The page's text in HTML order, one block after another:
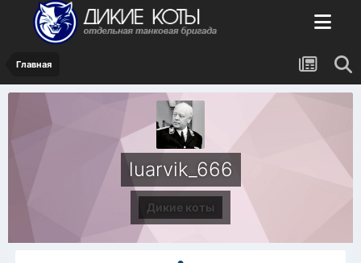
Главная
luarvik_666
Дикие коты